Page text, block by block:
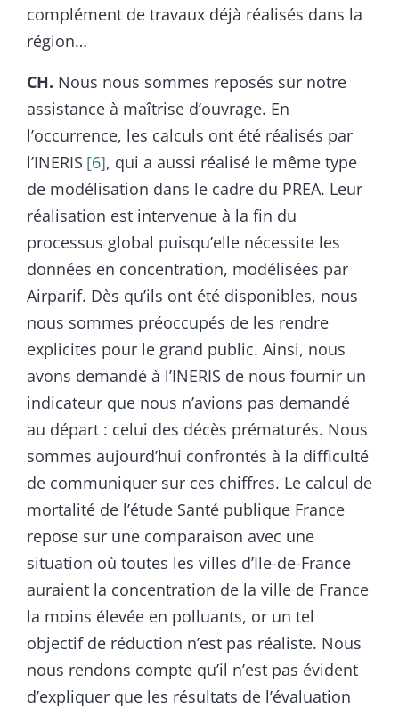
complément de travaux déjà réalisés dans la
région…
CH. Nous nous sommes reposés sur notre
assistance à maîtrise d’ouvrage. En
l’occurrence, les calculs ont été réalisés par
l’INERIS 6 , qui a aussi réalisé le même type
de modélisation dans le cadre du PREA. Leur
réalisation est intervenue à la fin du
processus global puisqu’elle nécessite les
données en concentration, modélisées par
Airparif. Dès qu’ils ont été disponibles, nous
nous sommes préoccupés de les rendre
explicites pour le grand public. Ainsi, nous
avons demandé à l’INERIS de nous fournir un
indicateur que nous n’avions pas demandé
au départ : celui des décès prématurés. Nous
sommes aujourd’hui confrontés à la difficulté
de communiquer sur ces chiffres. Le calcul de
mortalité de l’étude Santé publique France
repose sur une comparaison avec une
situation où toutes les villes d’Ile-de-France
auraient la concentration de la ville de France
la moins élevée en polluants, or un tel
objectif de réduction n’est pas réaliste. Nous
nous rendons compte qu’il n’est pas évident
d’expliquer que les résultats de l’évaluation